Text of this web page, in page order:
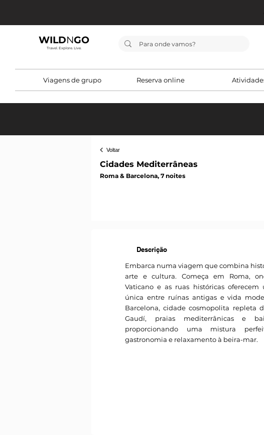
WILDNGO
Travel. Explore. Live.
Viagens de grupo Reserva online
Voltar
Cidades Mediterrâneas
Roma & Barcelona, 7 noites
Descrição
Embarca numa viagem que combina
arte e cultura. Começa em Roma,
Vaticano e as ruas históricas oferecem
única entre ruínas antigas e vida
Barcelona, cidade cosmopolita repleta
Gaudí, praias mediterrânicas e
proporcionando uma mistura
gastronomia e relaxamento à beira-mar.